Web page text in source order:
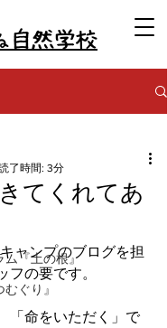
自然学校
ム『土の根』
ぐり』
てくれてあ
了時間: 3分
ャンプのブログを担
フの要です。
「命をいただく」で